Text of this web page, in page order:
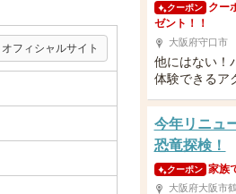
オフィシャルサイト
クーポン
クー
ゼント！！
大阪府守口市
他にはない！
体験できるア
今年リニュ
恐竜探検！
クーポン 家族
大阪府大阪市